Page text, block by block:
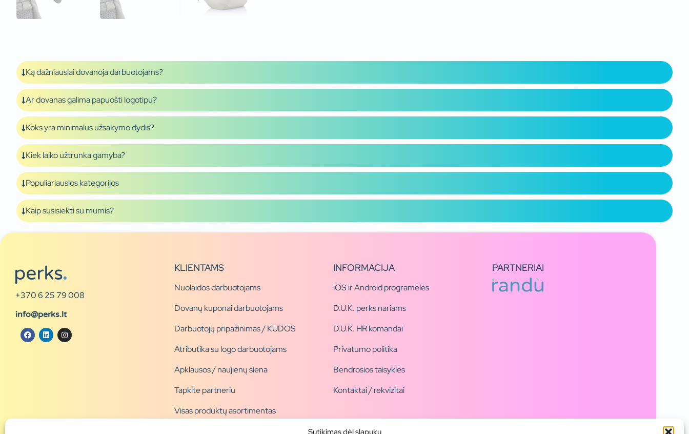
Sutikimas dėl slapukų
Ką dažniausiai dovanoja darbuotojams?
Ar dovanas galima papuošti logotipu?
Koks yra minimalus užsakymo dydis?
Kiek laiko užtrunka gamyba?
Populiariausios kategorijos
Kaip susisiekti su mumis?
+370 6 25 79 008
info@perks.lt
KLIENTAMS
Nuolaidos darbuotojams
Dovanų kuponai darbuotojams
Darbuotojų pripažinimas / KUDOS
Atributika su logo darbuotojams
Apklausos / naujienų siena
Tapkite partneriu
Visas produktų asortimentas
INFORMACIJA
iOS ir Android programėlės
D.U.K. perks nariams
D.U.K. HR komandai
Privatumo politika
Bendrosios taisyklės
Kontaktai / rekvizitai
PARTNERIAI